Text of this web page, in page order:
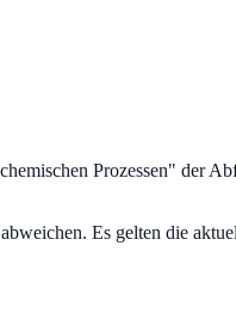
Prozessen" der
Es gelten die